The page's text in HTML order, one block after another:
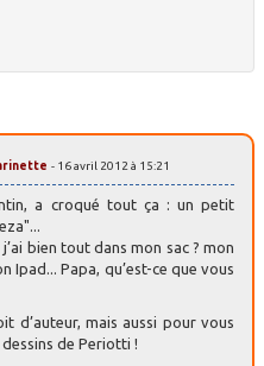
- 16 avril 2012 à 15:21
a croqué tout ça : un petit
bien tout dans mon sac ? mon
Ipad... Papa, qu’est-ce que vous
d’auteur, mais aussi pour vous
de Periotti !